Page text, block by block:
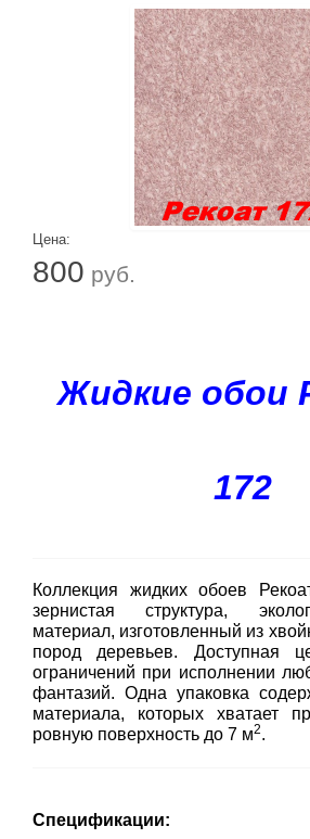
Цена:
800 руб.
Жидкие обои
172
Коллекция жидких обоев
зернистая структура,
материал, изготовленный из
пород деревьев. Доступная
ограничений при исполнении
фантазий. Одна упаковка
материала, которых хватает
ровную поверхность до 7 м2.
Спецификации: